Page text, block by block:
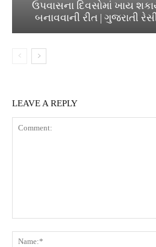
ઉપવાસના દિવસોમાં ખાય
બનાવવાની રીત | ગુજરાતી
LEAVE A REPLY